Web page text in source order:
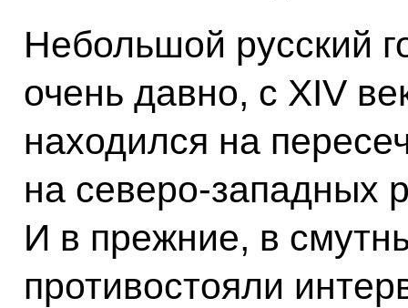
Небольшой русский
очень давно, с XIV
находился на
на северо-западных
И в прежние, в
противостояли